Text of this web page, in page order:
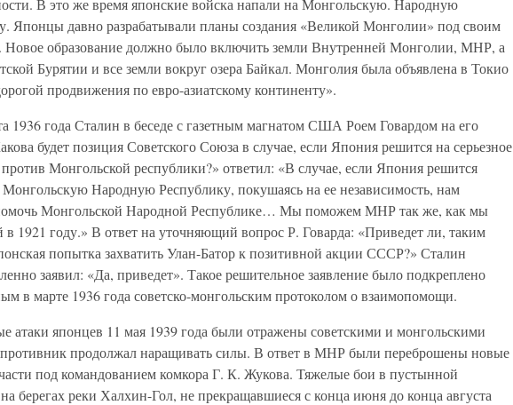
В это же время японские войска напали на Монгольскую. Народную
Японцы давно разрабатывали планы создания «Великой Монголии» под своим
Новое образование должно было включить земли Внутренней Монголии, МНР, а
Бурятии и все земли вокруг озера Байкал. Монголия была объявлена в Токио
продвижения по евро-азиатскому континенту».
1936 года Сталин в беседе с газетным магнатом США Роем Говардом на его
будет позиция Советского Союза в случае, если Япония решится на серьезное
Монгольской республики?» ответил: «В случае, если Япония решится
Монгольскую Народную Республику, покушаясь на ее независимость, нам
Монгольской Народной Республике… Мы поможем МНР так же, как мы
в 1921 году.» В ответ на уточняющий вопрос Р. Говарда: «Приведет ли, таким
попытка захватить Улан-Батор к позитивной акции СССР?» Сталин
заявил: «Да, приведет». Такое решительное заявление было подкреплено
в марте 1936 года советско-монгольским протоколом о взаимопомощи.
атаки японцев 11 мая 1939 года были отражены советскими и монгольскими
продолжал наращивать силы. В ответ в МНР были переброшены новые
под командованием комкора Г. К. Жукова. Тяжелые бои в пустынной
берегах реки Халхин-Гол, не прекращавшиеся с конца июня до конца августа